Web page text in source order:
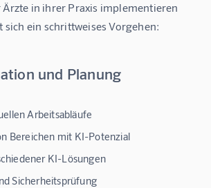
Ärzte in ihrer Praxis implementieren
ein schrittweises Vorgehen:
und Planung
Arbeitsabläufe
Bereichen mit KI-Potenzial
KI-Lösungen
Sicherheitsprüfung